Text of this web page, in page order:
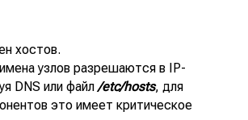
хостов.
узлов разрешаются в IP-
DNS или файл/etc/hosts, для
это имеет критическое